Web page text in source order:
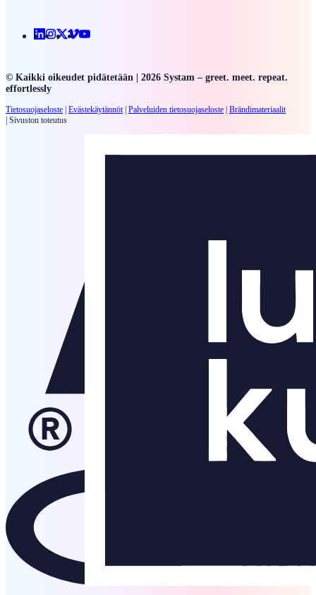
Linkedin
Instagram
X VimeoYoutube
© Kaikki oikeudet pidätetään | 2026 Systam – greet. meet. repeat.
effortlessly
Tietosuojaseloste | Evästekäytännöt | Palveluiden tietosuojaseloste | Brändimateriaalit
| Sivuston toteutus